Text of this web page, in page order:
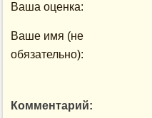
Ваша оценка:
Ваше имя (не
обязательно):
Комментарий: